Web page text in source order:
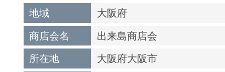
地域 大阪府
商店会名 出来島商店会
所在地 大阪府大阪市